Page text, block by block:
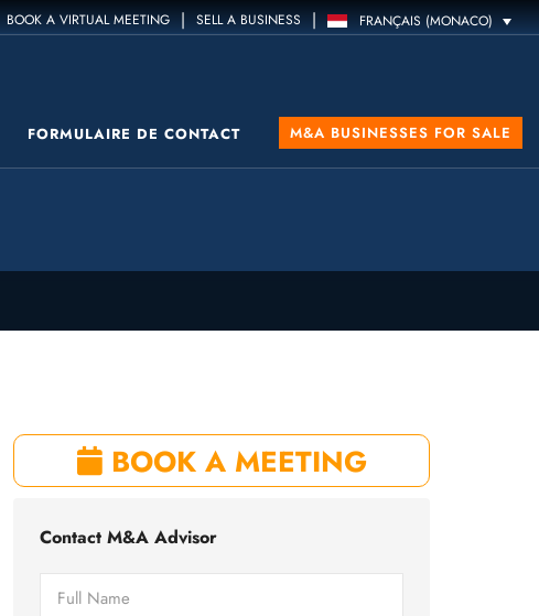
BOOK A VIRTUAL MEETING | SELL A BUSINESS | FRANÇAIS (MONACO)
FORMULAIRE DE CONTACT M&A BUSINESSES FOR SALE
BOOK A MEETING
Contact M&A Advisor